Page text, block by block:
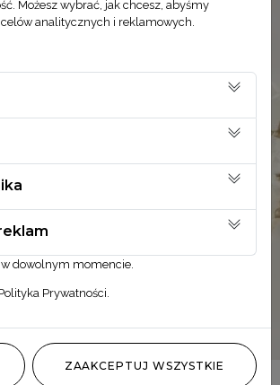
Możesz wybrać, jak chcesz, abyśmy
analitycznych i reklamowych.
dowolnym momencie.
Prywatności
ZAAKCEPTUJ WSZYSTKIE